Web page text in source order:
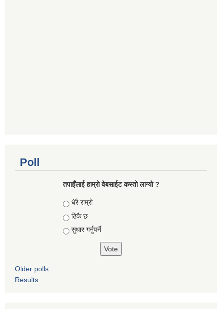
Poll
तपाइँलाई हाम्रो वेबसाईट कस्तो लाग्यो ?
Choices
धेरै राम्रो
ठिकै छ
सुधार गर्नुपर्ने
Older polls
Results